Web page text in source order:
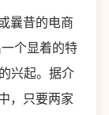
曩昔的电商
个显着的特
兴起。据介
，只要两家